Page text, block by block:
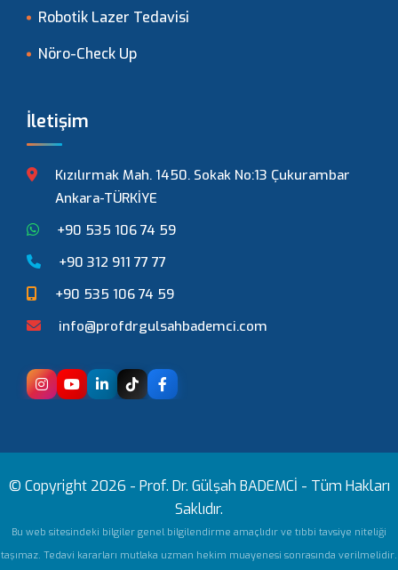
Robotik Lazer Tedavisi
Nöro-Check Up
İletişim
Kızılırmak Mah. 1450. Sokak No:13 Çukurambar
Ankara-TÜRKİYE
+90 535 106 74 59
+90 312 911 77 77
+90 535 106 74 59
info@profdrgulsahbademci.com
© Copyright 2026 - Prof. Dr. Gülşah BADEMCİ - Tüm Hakları
Saklıdır.
Bu web sitesindeki bilgiler genel bilgilendirme amaçlıdır ve tıbbi tavsiye niteliği
taşımaz. Tedavi kararları mutlaka uzman hekim muayenesi sonrasında verilmelidir.